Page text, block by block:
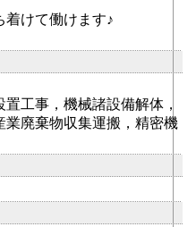
けて働けます♪
工事，機械諸設備解体，
廃棄物収集運搬，精密機